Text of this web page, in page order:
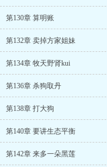
第130章 算明账
第132章 卖掉方家姐妹
第134章 牧天野肾kui
第136章 杀狗取丹
第138章 打大狗
第140章 要讲生态平衡
第142章 来多一朵黑莲